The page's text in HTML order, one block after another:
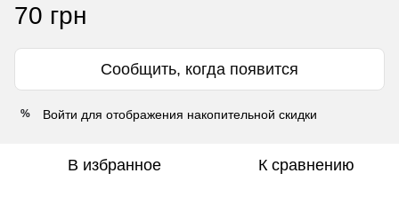
70 грн
Сообщить, когда появится
% Войти для отображения накопительной скидки
В избранное К сравнению